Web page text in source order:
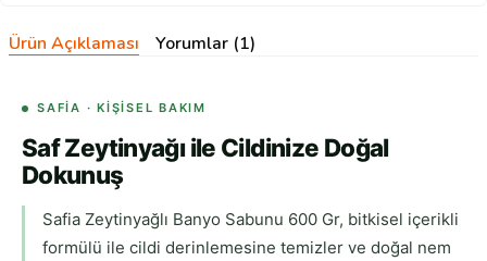
Ürün Açıklaması Yorumlar (1)
SAFİA · KIŞISEL BAKIM
Saf Zeytinyağı ile Cildinize Doğal
Dokunuş
Safia Zeytinyağlı Banyo Sabunu 600 Gr, bitkisel içerikli
formülü ile cildi derinlemesine temizler ve doğal nem